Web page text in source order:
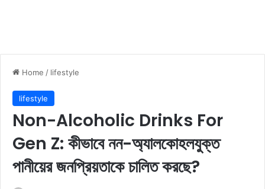
Home / lifestyle
lifestyle
Non-Alcoholic Drinks For
Gen Z: কীভাবে নন-অ্যালকোহলযুক্ত
পানীয়ের জনপ্রিয়তাকে চালিত করছে?